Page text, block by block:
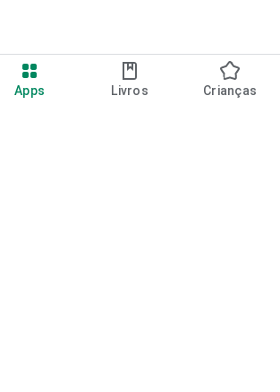
Apps Livros Crianças